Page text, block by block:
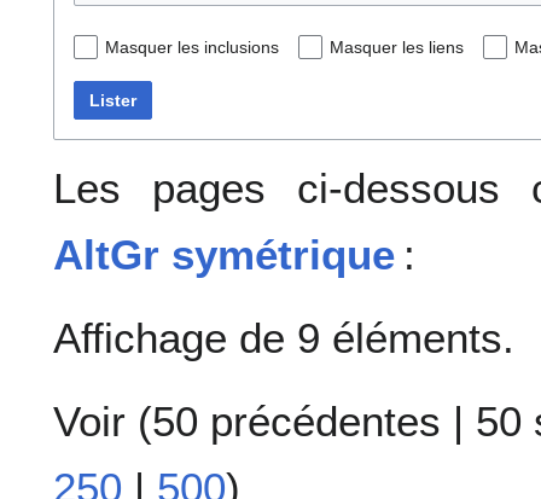
Masquer les inclusions Masquer les liens
Lister
Les pages ci-dessous
AltGr symétrique :
Affichage de 9 éléments.
Voir (50 précédentes | 50
250 | 500)